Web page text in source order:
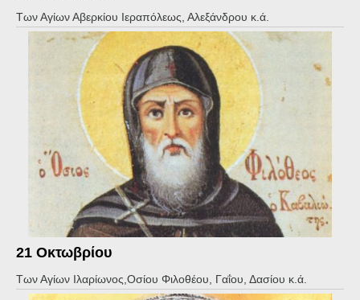
Των Αγίων Αβερκίου Ιεραπόλεως, Αλεξάνδρου κ.ά.
21 Οκτωβρίου
Των Αγίων Ιλαρίωνος,Οσίου Φιλοθέου, Γαΐου, Δασίου κ.ά.